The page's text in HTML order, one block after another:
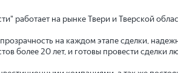
на рынке Твери и Тверской
на каждом этапе сделки,
более 20 лет, и готовы провести